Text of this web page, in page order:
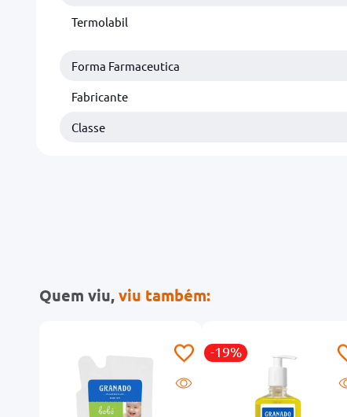
Termolabil
Forma Farmaceutica
Fabricante
Classe
Quem viu,viu também:
-19%